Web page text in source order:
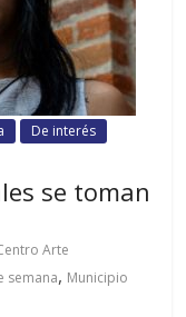
De interés
se toman
Arte
semana, Municipio